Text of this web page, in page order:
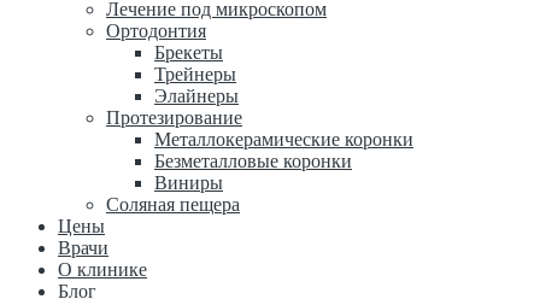
Лечение под микроскопом
Ортодонтия
Брекеты
Трейнеры
Элайнеры
Протезирование
Металлокерамические коронки
Безметалловые коронки
Виниры
Соляная пещера
Цены
Врачи
О клинике
Блог